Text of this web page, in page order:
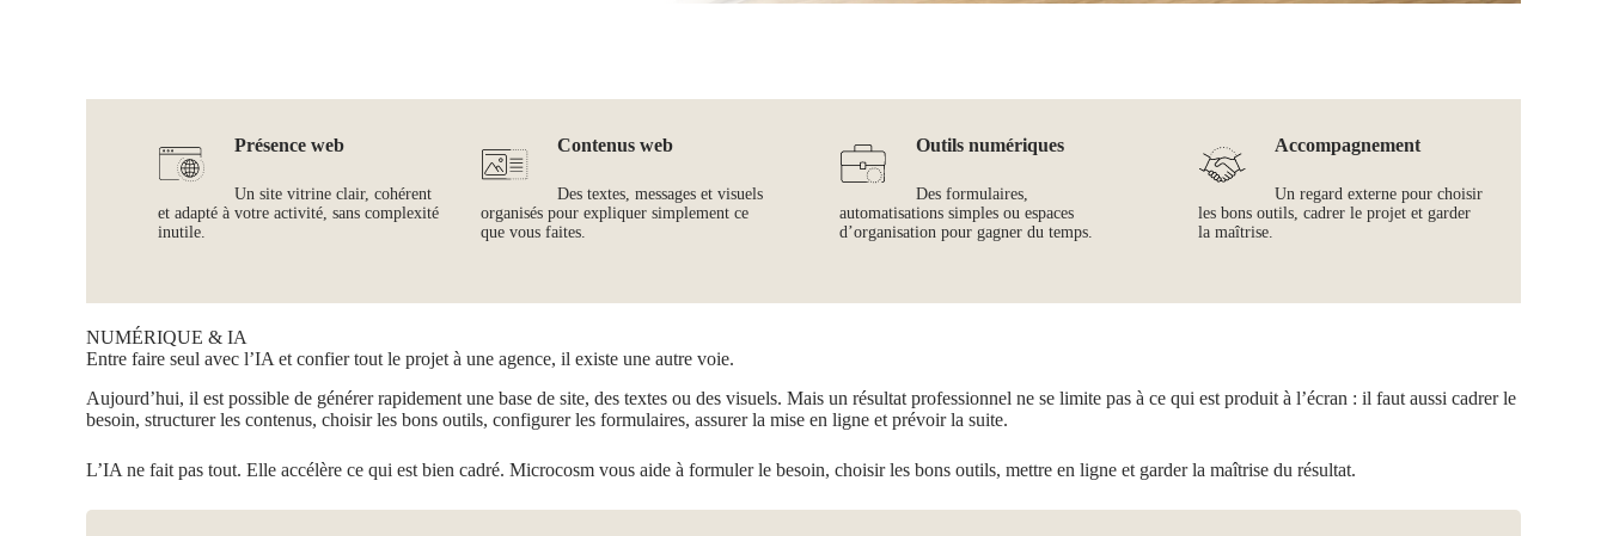
Présence web
Un site vitrine clair, cohérent
et adapté à votre activité, sans complexité
inutile.
Contenus web
Des textes, messages et visuels
organisés pour expliquer simplement ce
que vous faites.
Outils numériques
Des formulaires,
automatisations simples ou espaces
d’organisation pour gagner du temps.
Accompagnement
Un regard externe pour choisir
les bons outils, cadrer le projet et garder
la maîtrise.
NUMÉRIQUE & IA
Entre faire seul avec l’IA et confier tout le projet à une agence, il existe une autre voie.
Aujourd’hui, il est possible de générer rapidement une base de site, des textes ou des visuels. Mais un résultat professionnel ne se limite pas à ce qui est produit à l’écran : il faut aussi cadrer le
besoin, structurer les contenus, choisir les bons outils, configurer les formulaires, assurer la mise en ligne et prévoir la suite.
L’IA ne fait pas tout. Elle accélère ce qui est bien cadré. Microcosm vous aide à formuler le besoin, choisir les bons outils, mettre en ligne et garder la maîtrise du résultat.